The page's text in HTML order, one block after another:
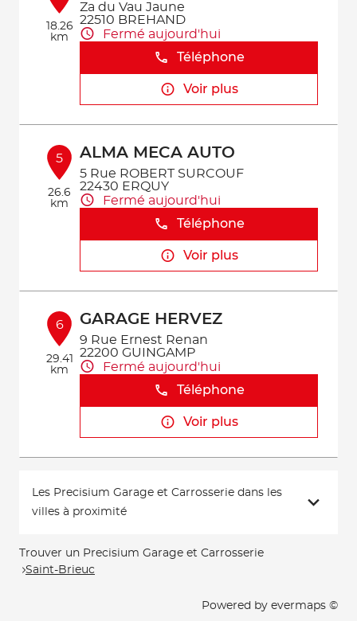
18.26
km
Za du Vau Jaune
22510 BREHAND
Fermé aujourd'hui
Téléphone
Voir plus
5
26.6
km
ALMA MECA AUTO
5 Rue ROBERT SURCOUF
22430 ERQUY
Fermé aujourd'hui
Téléphone
Voir plus
6
29.41
km
GARAGE HERVEZ
9 Rue Ernest Renan
22200 GUINGAMP
Fermé aujourd'hui
Téléphone
Voir plus
Les Precisium Garage et Carrosserie dans les
villes à proximité
Trouver un Precisium Garage et Carrosserie
Saint-Brieuc
Powered by evermaps ©